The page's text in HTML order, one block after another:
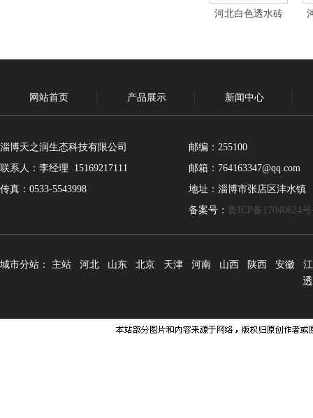
河北白色透水砖
网站首页 产品展示 新闻中心
淄博天之润生态科技有限公司
联系人：李经理 15169217111
传真：0533-5543998
邮编：255100
邮箱：764163347@qq.com
地址：淄博市张店区沣水镇
备案号： 鲁ICP备17040624
城市分站： 主站 河北 山东 北京 天津 河南 山西 陕西 安徽